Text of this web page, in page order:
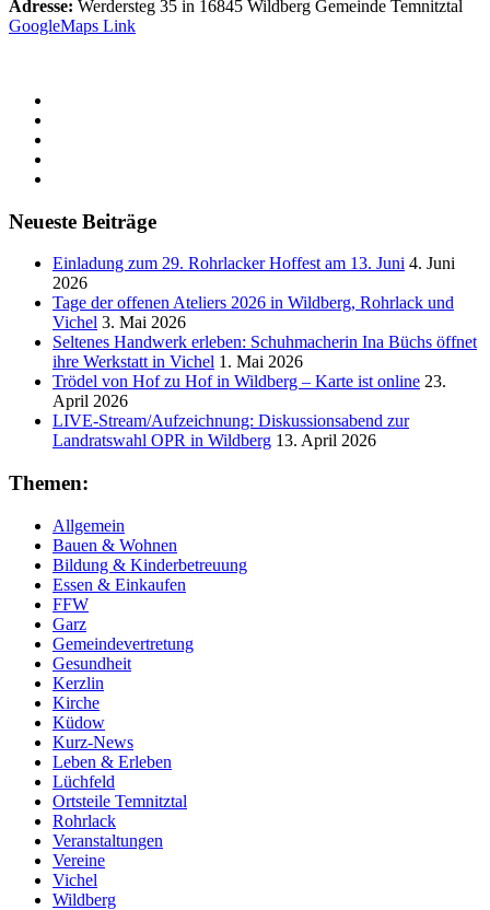
Adresse: Werdersteg 35 in 16845 Wildberg Gemeinde Temnitztal
GoogleMaps Link
Neueste Beiträge
Einladung zum 29. Rohrlacker Hoffest am 13. Juni 4. Juni
2026
Tage der offenen Ateliers 2026 in Wildberg, Rohrlack und
Vichel 3. Mai 2026
Seltenes Handwerk erleben: Schuhmacherin Ina Büchs öffnet
ihre Werkstatt in Vichel 1. Mai 2026
Trödel von Hof zu Hof in Wildberg – Karte ist online 23.
April 2026
LIVE-Stream/Aufzeichnung: Diskussionsabend zur
Landratswahl OPR in Wildberg 13. April 2026
Themen:
Allgemein
Bauen & Wohnen
Bildung & Kinderbetreuung
Essen & Einkaufen
FFW
Garz
Gemeindevertretung
Gesundheit
Kerzlin
Kirche
Küdow
Kurz-News
Leben & Erleben
Lüchfeld
Ortsteile Temnitztal
Rohrlack
Veranstaltungen
Vereine
Vichel
Wildberg